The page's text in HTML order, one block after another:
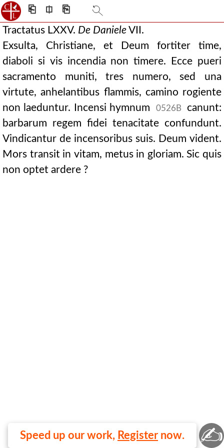
⎗ ⎅ ⎘
Speed up our work, Register now.
Tractatus LXXV. De DanieleVII.
Exsulta, Christiane, et Deum fortiter time,
diaboli si vis incendia non timere. Ecce pueri
sacramento muniti, tres numero, sed una
virtute, anhelantibus flammis, camino rogiente
non laeduntur. Incensi hymnum
0526B
canunt:
barbarum regem fidei tenacitate confundunt.
Vindicantur de incensoribus suis. Deum vident.
Mors transit in vitam, metus in gloriam. Sic quis
non optet ardere ?
✍